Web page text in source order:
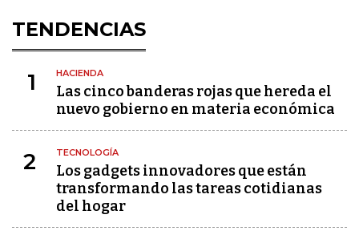
TENDENCIAS
1 HACIENDA
Las cinco banderas rojas que hereda el
nuevo gobierno en materia económica
2 TECNOLOGÍA
Los gadgets innovadores que están
transformando las tareas cotidianas
del hogar